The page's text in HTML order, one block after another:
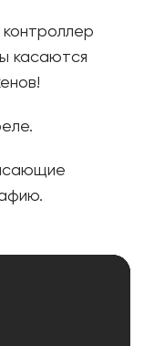
касаются